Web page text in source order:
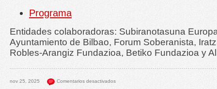
Programa
Entidades colaboradoras: Subiranotasuna
Ayuntamiento de Bilbao, Forum Soberanista,
Robles-Arangiz Fundazioa, Betiko Fundazioa y
nov 25, 2025 Comentarios desactivados